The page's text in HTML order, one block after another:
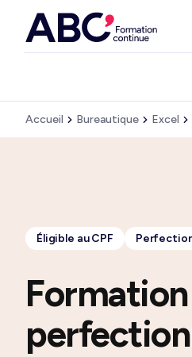
Accueil Bureautique Excel
Éligible au CPF